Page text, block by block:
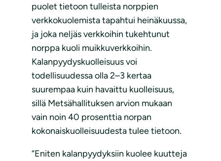
puolet tietoon tulleista norppien
verkkokuolemista tapahtui heinäkuussa,
ja joka neljäs verkkoihin tukehtunut
norppa kuoli muikkuverkkoihin.
Kalanpyydyskuolleisuus voi
todellisuudessa olla 2–3 kertaa
suurempaa kuin havaittu kuolleisuus,
sillä Metsähallituksen arvion mukaan
vain noin 40 prosenttia norpan
kokonaiskuolleisuudesta tulee tietoon.
“Eniten kalanpyydyksiin kuolee kuutteja